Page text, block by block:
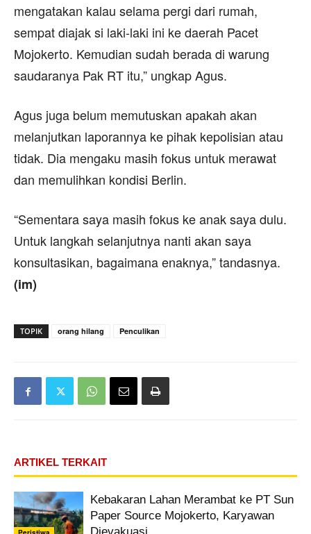
mengatakan kalau selama pergi dari rumah,
sempat diajak si laki-laki ini ke daerah Pacet
Mojokerto. Kemudian sudah berada di warung
saudaranya Pak RT itu,” ungkap Agus.
Agus juga belum memutuskan apakah akan
melanjutkan laporannya ke pihak kepolisian atau
tidak. Dia mengaku masih fokus untuk merawat
dan memulihkan kondisi Berlin.
“Sementara saya masih fokus ke anak saya dulu.
Untuk langkah selanjutnya nanti akan saya
konsultasikan, bagaimana enaknya,” tandasnya.
(im)
TOPIK orang hilang Penculikan
ARTIKEL TERKAIT
Kebakaran Lahan Merambat ke PT Sun
Paper Source Mojokerto, Karyawan
Dievakuasi